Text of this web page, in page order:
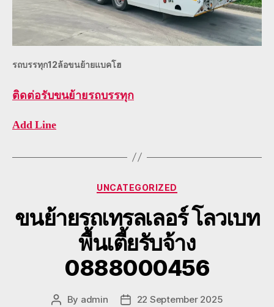
รถบรรทุก12ล้อขนย้ายแบคโฮ
ติดต่อรับขนย้ายรถบรรทุก
Add Line
Categories
UNCATEGORIZED
ขนย้ายรถเทรลเลอร์ โลวเบท
พื้นเตี้ยรับจ้าง
0888000456
Post
By admin
Post22 September 2025